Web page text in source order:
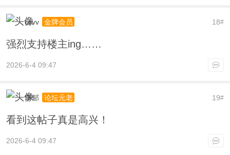
18#
ccvv 金牌会员
强烈支持楼主ing……
2026-6-4 09:47
19#
李郁 论坛元老
看到这帖子真是高兴！
2026-6-4 09:47